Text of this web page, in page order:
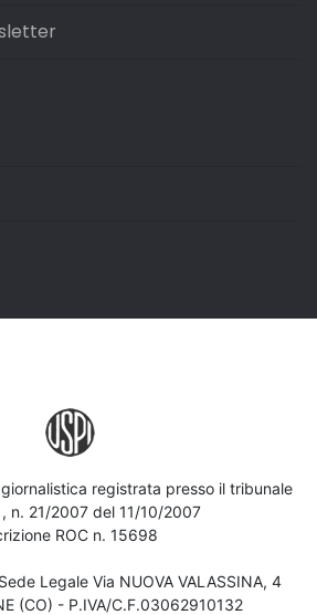
registrata presso il tribunale
n. 21/2007 del 11/10/2007
ROC n. 15698
Legale Via NUOVA VALASSINA, 4
(CO) - P.IVA/C.F.03062910132